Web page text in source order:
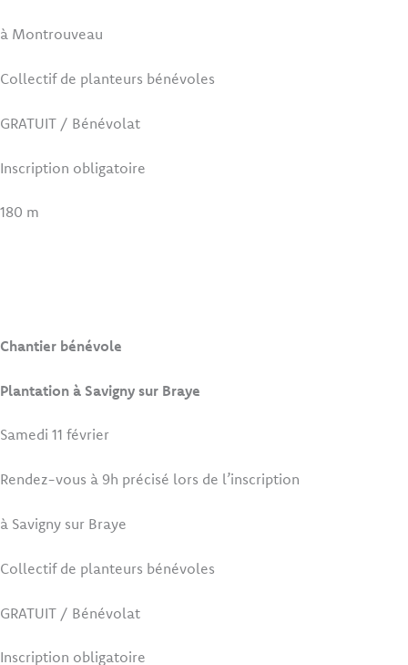
à Montrouveau
Collectif de planteurs bénévoles
GRATUIT / Bénévolat
Inscription obligatoire
180 m
Chantier bénévole
Plantation à Savigny sur Braye
Samedi 11 février
Rendez-vous à 9h précisé lors de l’inscription
à Savigny sur Braye
Collectif de planteurs bénévoles
GRATUIT / Bénévolat
Inscription obligatoire